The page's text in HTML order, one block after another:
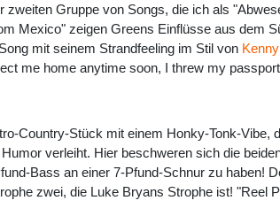
zweiten Gruppe von Songs, die ich als
Mexico" zeigen Greens Einflüsse aus dem
mit seinem Strandfeeling im Stil von
me home anytime soon, I threw my
Country-Stück mit einem Honky-Tonk-
verleiht. Hier beschweren sich die
Bass an einer 7-Pfund-Schnur zu haben!
zwei, die Luke Bryans Strophe ist!